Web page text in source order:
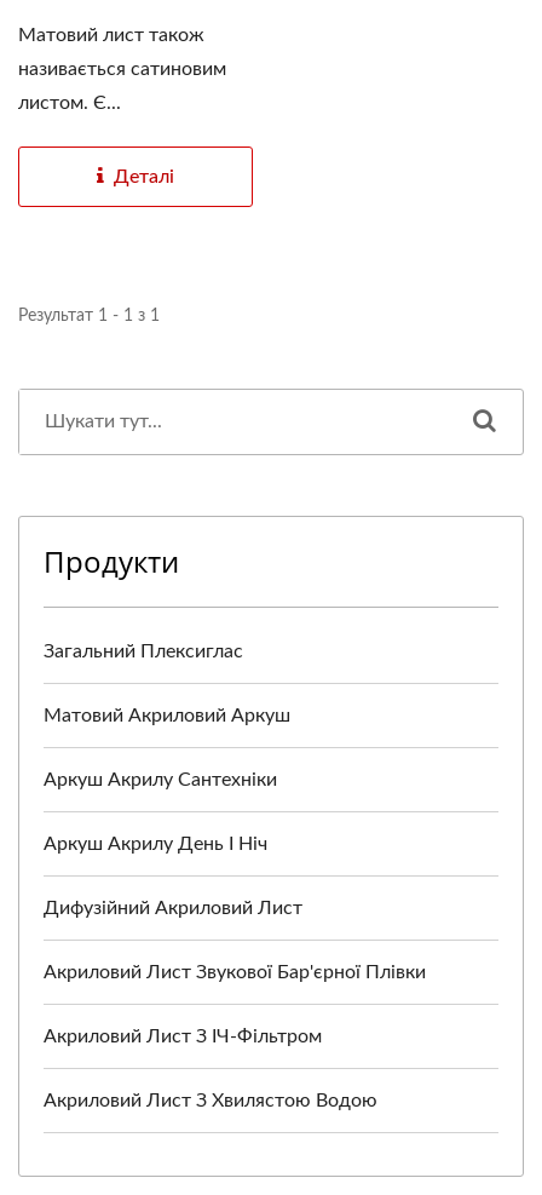
Матовий лист також
називається сатиновим
листом. Є...
Деталі
Результат 1 - 1 з 1
Продукти
Загальний Плексиглас
Матовий Акриловий Аркуш
Аркуш Акрилу Сантехніки
Аркуш Акрилу День І Ніч
Дифузійний Акриловий Лист
Акриловий Лист Звукової Бар'єрної Плівки
Акриловий Лист З ІЧ-Фільтром
Акриловий Лист З Хвилястою Водою